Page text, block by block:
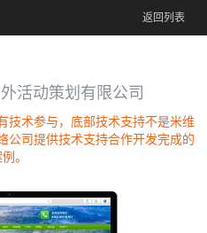
返回列表
活动策划有限公司
技术参与，底部技术支持不是米维
公司提供技术支持合作开发完成的
。